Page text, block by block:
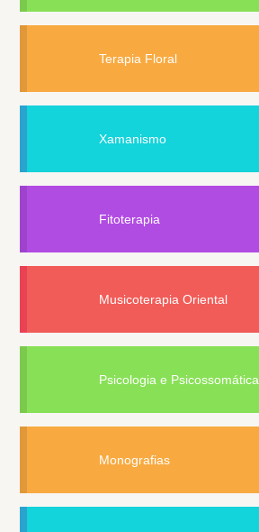
Terapia Floral
Xamanismo
Fitoterapia
Musicoterapia Oriental
Psicologia e Psicossomática
Monografias